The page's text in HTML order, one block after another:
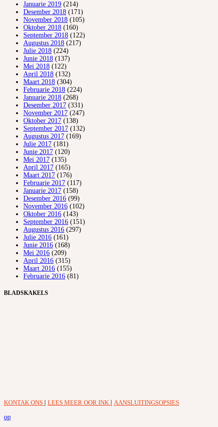
Januarie 2019 (214)
Desember 2018 (171)
November 2018 (105)
Oktober 2018 (160)
September 2018 (122)
Augustus 2018 (217)
Julie 2018 (224)
Junie 2018 (137)
Mei 2018 (122)
April 2018 (132)
Maart 2018 (304)
Februarie 2018 (224)
Januarie 2018 (268)
Desember 2017 (331)
November 2017 (247)
Oktober 2017 (138)
September 2017 (132)
Augustus 2017 (169)
Julie 2017 (181)
Junie 2017 (120)
Mei 2017 (135)
April 2017 (165)
Maart 2017 (176)
Februarie 2017 (117)
Januarie 2017 (158)
Desember 2016 (99)
November 2016 (102)
Oktober 2016 (143)
September 2016 (151)
Augustus 2016 (297)
Julie 2016 (161)
Junie 2016 (168)
Mei 2016 (209)
April 2016 (315)
Maart 2016 (155)
Februarie 2016 (81)
BLADSKAKELS
KONTAK ONS LEES MEER OOR INK
AANSLUITINGSOPSIES
op